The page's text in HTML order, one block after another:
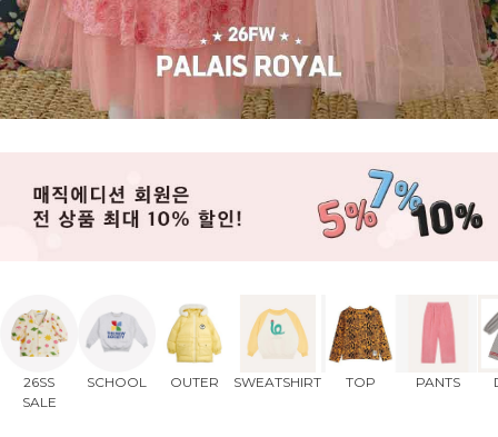
26SS
SALE
SCHOOL OUTER SWEATSHIRT TOP PANTS